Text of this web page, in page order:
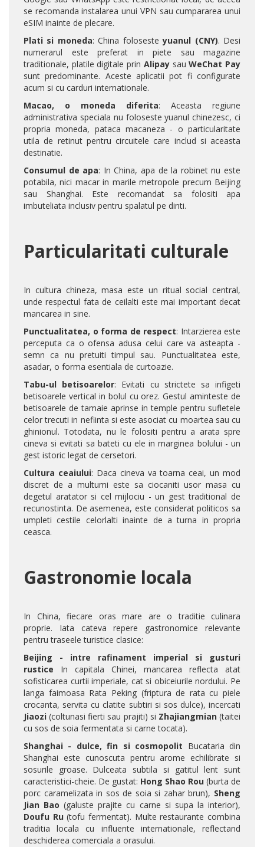
se recomanda instalarea unui VPN sau cumpararea unui
eSIM inainte de plecare.
Plati si moneda: China foloseste yuanul (CNY). Desi
numerarul este preferat in piete sau magazine
traditionale, platile digitale prin AlipaysauWeChat Pay
sunt predominante. Aceste aplicatii pot fi configurate
acum si cu carduri internationale.
Macao, o moneda diferita: Aceasta regiune
administrativa speciala nu foloseste yuanul chinezesc, ci
propria moneda, pataca macaneza - o particularitate
utila de retinut pentru circuitele care includ si aceasta
destinatie.
Consumul de apa: In China, apa de la robinet nu este
potabila, nici macar in marile metropole precum Beijing
sau Shanghai. Este recomandat sa folositi apa
imbuteliata inclusiv pentru spalatul pe dinti.
Particularitati culturale
In cultura chineza, masa este un ritual social central,
unde respectul fata de ceilalti este mai important decat
mancarea in sine.
Punctualitatea, o forma de respect: Intarzierea este
perceputa ca o ofensa adusa celui care va asteapta -
semn ca nu pretuiti timpul sau. Punctualitatea este,
asadar, o forma esentiala de curtoazie.
Tabu-ul betisoarelor: Evitati cu strictete sa infigeti
betisoarele vertical in bolul cu orez. Gestul aminteste de
betisoarele de tamaie aprinse in temple pentru sufletele
celor trecuti in nefiinta si este asociat cu moartea sau cu
ghinionul. Totodata, nu le folositi pentru a arata spre
cineva si evitati sa bateti cu ele in marginea bolului - un
gest istoric legat de cersetori.
Cultura ceaiului: Daca cineva va toarna ceai, un mod
discret de a multumi este sa ciocaniti usor masa cu
degetul aratator si cel mijlociu - un gest traditional de
recunostinta. De asemenea, este considerat politicos sa
umpleti cestile celorlalti inainte de a turna in propria
ceasca.
Gastronomie locala
In China, fiecare oras mare are o traditie culinara
proprie. Iata cateva repere gastronomice relevante
pentru traseele turistice clasice:
Beijing - intre rafinament imperial si gusturi
rustice In capitala Chinei, mancarea reflecta atat
sofisticarea curtii imperiale, cat si obiceiurile nordului. Pe
langa faimoasa Rata Peking (friptura de rata cu piele
crocanta, servita cu clatite subtiri si sos dulce), incercati
Jiaozi (coltunasi fierti sau prajiti) si Zhajiangmian(taitei
cu sos de soia fermentata si carne tocata).
Shanghai - dulce, fin si cosmopolit Bucataria din
Shanghai este cunoscuta pentru arome echilibrate si
sosurile groase. Dulceata subtila si gatitul lent sunt
caracteristici-cheie. De gustat: Hong Shao Rou (burta de
porc caramelizata in sos de soia si zahar brun), Sheng
Jian Bao (galuste prajite cu carne si supa la interior),
Doufu Ru(tofu fermentat). Multe restaurante combina
traditia locala cu influente internationale, reflectand
deschiderea comerciala a orasului.